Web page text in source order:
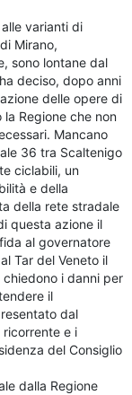
varianti di
Mirano,
sono lontane dal
deciso, dopo anni
delle opere di
Regione che non
Mancano
36 tra Scaltenigo
ciclabili, un
e della
della rete stradale
questa azione il
al governatore
Tar del Veneto il
chiedono i danni per
il
dal
e i
del Consiglio
dalla Regione